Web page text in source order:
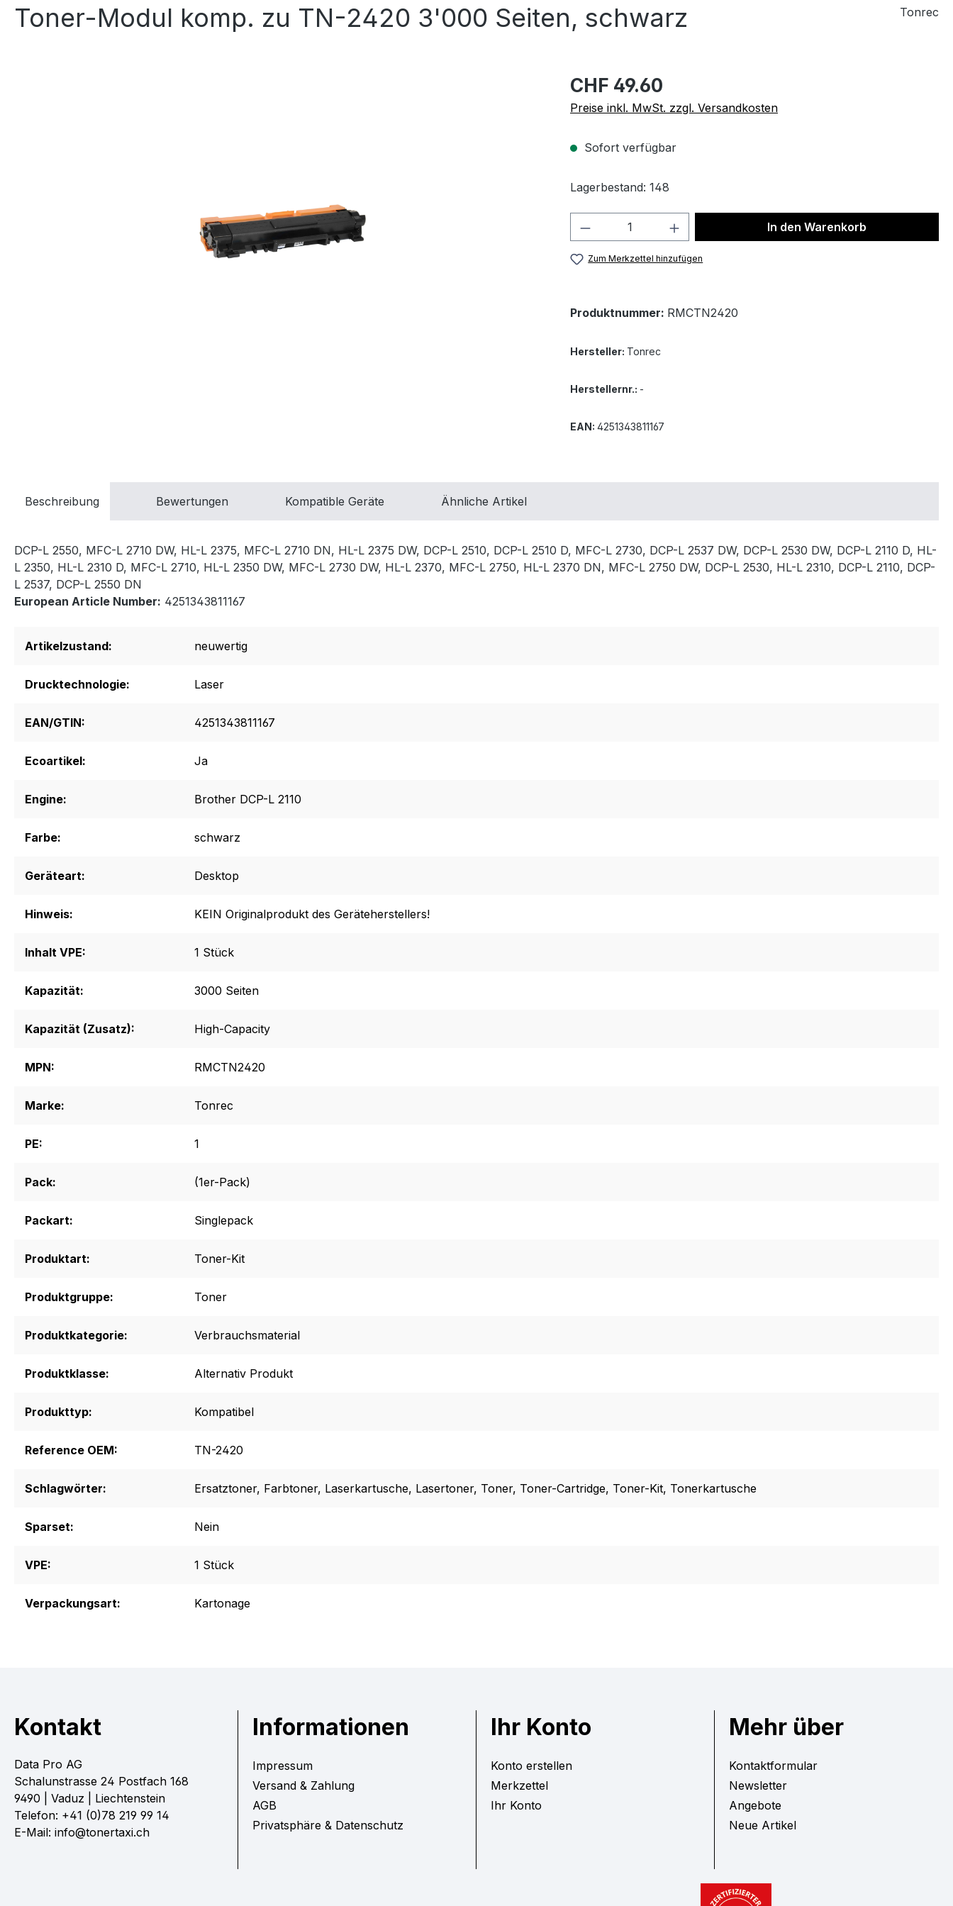
Toner-Modul komp. zu TN-2420 3'000 Seiten, schwarz Tonrec
CHF 49.60
Preise inkl. MwSt. zzgl. Versandkosten
Sofort verfügbar
Lagerbestand: 148
Produkt Anzahl: Gib den gewünschten Wert
In den Warenkorb
Zum Merkzettel hinzufügen
Produktnummer: RMCTN2420
Hersteller: Tonrec
Herstellernr.: -
EAN: 4251343811167
Beschreibung Bewertungen Kompatible Geräte Ähnliche Artikel
DCP-L 2550, MFC-L 2710 DW, HL-L 2375, MFC-L 2710 DN, HL-L 2375 DW, DCP-L 2510, DCP-L 2510 D, MFC-L 2730, DCP-L 2537 DW, DCP-L 2530 DW, DCP-L 2110 D, HL-
L 2350, HL-L 2310 D, MFC-L 2710, HL-L 2350 DW, MFC-L 2730 DW, HL-L 2370, MFC-L 2750, HL-L 2370 DN, MFC-L 2750 DW, DCP-L 2530, HL-L 2310, DCP-L 2110, DCP-
L 2537, DCP-L 2550 DN
European Article Number: 4251343811167
Artikelzustand: neuwertig
Drucktechnologie: Laser
EAN/GTIN: 4251343811167
Ecoartikel: Ja
Engine: Brother DCP-L 2110
Farbe: schwarz
Geräteart: Desktop
Hinweis: KEIN Originalprodukt des Geräteherstellers!
Inhalt VPE: 1 Stück
Kapazität: 3000 Seiten
Kapazität (Zusatz): High-Capacity
MPN: RMCTN2420
Marke: Tonrec
PE: 1
Pack: (1er-Pack)
Packart: Singlepack
Produktart: Toner-Kit
Produktgruppe: Toner
Produktkategorie: Verbrauchsmaterial
Produktklasse: Alternativ Produkt
Produkttyp: Kompatibel
Reference OEM: TN-2420
Schlagwörter: Ersatztoner, Farbtoner, Laserkartusche, Lasertoner, Toner, Toner-Cartridge, Toner-Kit, Tonerkartusche
Sparset: Nein
VPE: 1 Stück
Verpackungsart: Kartonage
Kontakt
Data Pro AG
Schalunstrasse 24 Postfach 168
9490 | Vaduz | Liechtenstein
Telefon: +41 (0)78 219 99 14
E-Mail: info@tonertaxi.ch
Informationen
Impressum
Versand & Zahlung
AGB
Privatsphäre & Datenschutz
Ihr Konto
Konto erstellen
Merkzettel
Ihr Konto
Mehr über
Kontaktformular
Newsletter
Angebote
Neue Artikel